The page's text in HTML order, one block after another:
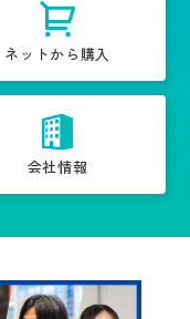
ネットから購入
会社情報